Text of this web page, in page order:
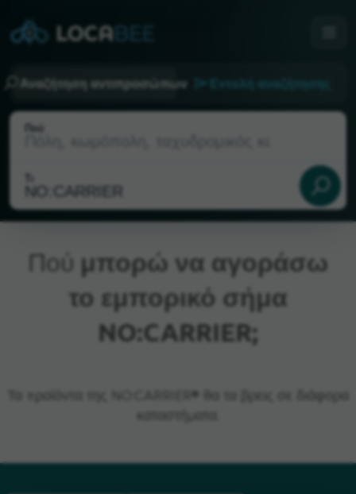
Αναζήτηση αντιπροσώπων Εντολή αναζήτησης
Πού
Τρέχουσα τοποθεσία
Πού μπορώ να αγοράσω
το εμπορικό σήμα
NO:CARRIER;
Τα προϊόντα της NO:CARRIER® θα τα βρεις σε διάφορα